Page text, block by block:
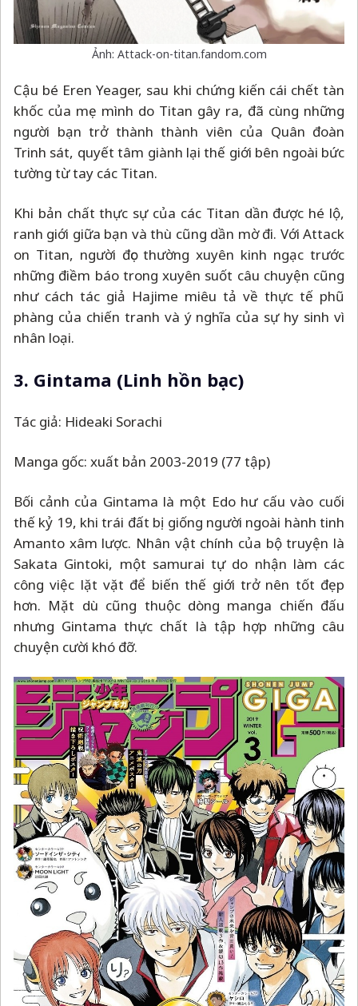
Ảnh: Attack-on-titan.fandom.com
Cậu bé Eren Yeager, sau khi chứng kiến cái chết tàn
khốc của mẹ mình do Titan gây ra, đã cùng những
người bạn trở thành thành viên của Quân đoàn
Trinh sát, quyết tâm giành lại thế giới bên ngoài bức
tường từ tay các Titan.
Khi bản chất thực sự của các Titan dần được hé lộ,
ranh giới giữa bạn và thù cũng dần mờ đi. Với Attack
on Titan, người đọc thường xuyên kinh ngạc trước
những điềm báo trong xuyên suốt câu chuyện cũng
như cách tác giả Hajime miêu tả về thực tế phũ
phàng của chiến tranh và ý nghĩa của sự hy sinh vì
nhân loại.
3. Gintama (Linh hồn bạc)
Tác giả: Hideaki Sorachi
Manga gốc: xuất bản 2003-2019 (77 tập)
Bối cảnh của Gintama là một Edo hư cấu vào cuối
thế kỷ 19, khi trái đất bị giống người ngoài hành tinh
Amanto xâm lược. Nhân vật chính của bộ truyện là
Sakata Gintoki, một samurai tự do nhận làm các
công việc lặt vặt để biến thế giới trở nên tốt đẹp
hơn. Mặt dù cũng thuộc dòng manga chiến đấu
nhưng Gintama thực chất là tập hợp những câu
chuyện cười khó đỡ.